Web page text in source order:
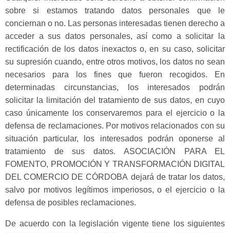
sobre si estamos tratando datos personales que le
conciernan o no. Las personas interesadas tienen derecho a
acceder a sus datos personales, así como a solicitar la
rectificación de los datos inexactos o, en su caso, solicitar
su supresión cuando, entre otros motivos, los datos no sean
necesarios para los fines que fueron recogidos. En
determinadas circunstancias, los interesados podrán
solicitar la limitación del tratamiento de sus datos, en cuyo
caso únicamente los conservaremos para el ejercicio o la
defensa de reclamaciones. Por motivos relacionados con su
situación particular, los interesados podrán oponerse al
tratamiento de sus datos. ASOCIACIÓN PARA EL
FOMENTO, PROMOCIÓN Y TRANSFORMACIÓN DIGITAL
DEL COMERCIO DE CÓRDOBA dejará de tratar los datos,
salvo por motivos legítimos imperiosos, o el ejercicio o la
defensa de posibles reclamaciones.
De acuerdo con la legislación vigente tiene los siguientes